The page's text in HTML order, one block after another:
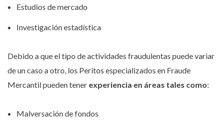
Estudios de mercado
Investigación estadística
Debido a que el tipo de actividades fraudulentas puede variar
de un caso a otro, los Peritos especializados en Fraude
Mercantil pueden tener experiencia en áreas tales como:
Malversación de fondos